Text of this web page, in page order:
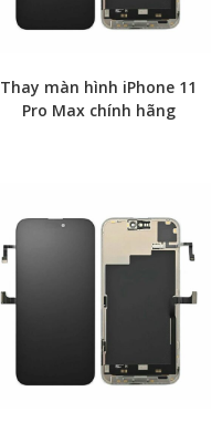
Thay màn hình iPhone 11
Pro Max chính hãng